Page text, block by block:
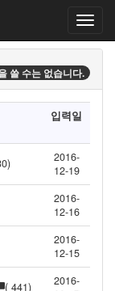
쓸 수는 없습니다.
입력일
2016-
12-19
2016-
12-16
2016-
12-15
( 441)
2016-